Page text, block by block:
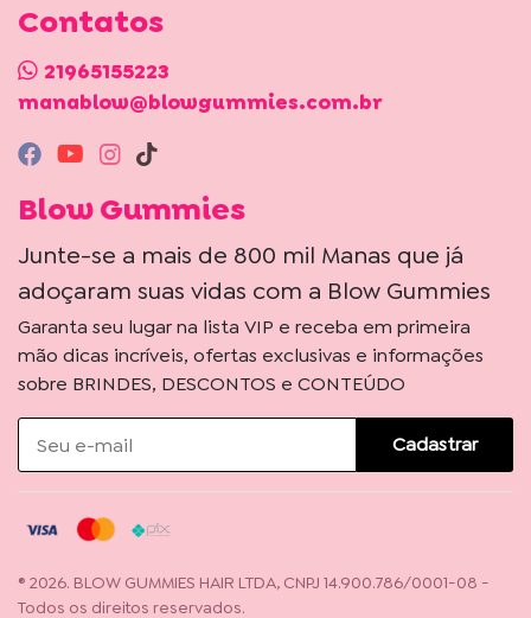
Contatos
21965155223
manablow@blowgummies.com.br
Blow Gummies
Junte-se a mais de 800 mil Manas que já
adoçaram suas vidas com a Blow Gummies
Garanta seu lugar na lista VIP e receba em primeira
mão dicas incríveis, ofertas exclusivas e informações
sobre BRINDES, DESCONTOS e CONTEÚDO
Cadastrar
® 2026. BLOW GUMMIES HAIR LTDA, CNPJ 14.900.786/0001-08 -
Todos os direitos reservados.